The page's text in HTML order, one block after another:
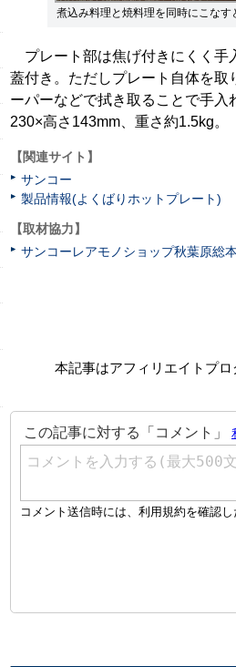
煮込み料理と焼料理を同時にこな
プレート部は焦げ付きにくく手
蓋付き。ただしプレート自体を
ーパーなどで拭き取ることで手入
230×高さ143mm、重さ約1.5kg。
【関連サイト】
サンコー
製品情報(よくばりホットプレート)
【取材協力】
サンコーレアモノショップ秋葉原総
本記事はアフィリエイトプ